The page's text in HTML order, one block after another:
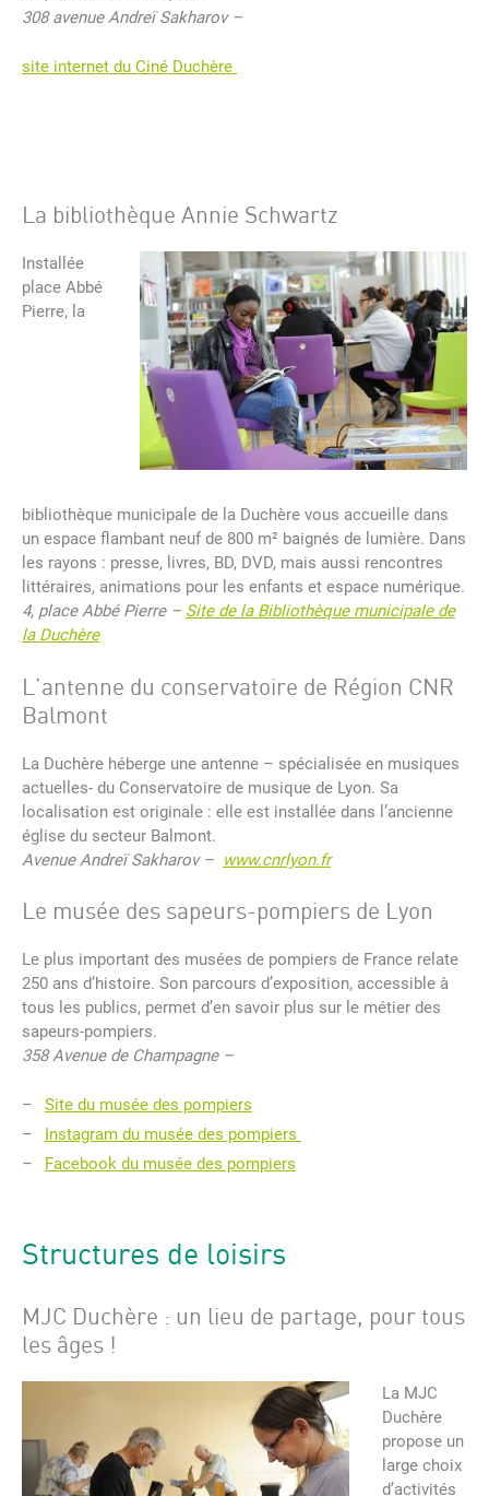
308 avenue Andreï Sakharov –
site internet du Ciné Duchère
La bibliothèque Annie Schwartz
Installée
place Abbé
Pierre, la
bibliothèque municipale de la Duchère vous accueille dans
un espace flambant neuf de 800 m² baignés de lumière. Dans
les rayons : presse, livres, BD, DVD, mais aussi rencontres
littéraires, animations pour les enfants et espace numérique.
4, place Abbé Pierre – Site de la Bibliothèque municipale de
la Duchère
L’antenne du conservatoire de Région CNR
Balmont
La Duchère héberge une antenne – spécialisée en musiques
actuelles- du Conservatoire de musique de Lyon. Sa
localisation est originale : elle est installée dans l’ancienne
église du secteur Balmont.
Avenue Andreï Sakharov – www.cnrlyon.fr
Le musée des sapeurs-pompiers de Lyon
Le plus important des musées de pompiers de France relate
250 ans d’histoire. Son parcours d’exposition, accessible à
tous les publics, permet d’en savoir plus sur le métier des
sapeurs-pompiers.
358 Avenue de Champagne –
Site du musée des pompiers
Instagram du musée des pompiers
Facebook du musée des pompiers
Structures de loisirs
MJC Duchère : un lieu de partage, pour tous
les âges !
La MJC
Duchère
propose un
large choix
d’activités